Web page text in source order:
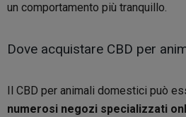
un comportamento più tranquillo.
Dove acquistare CBD per
Il CBD per animali domestici può
numerosi negozi specializzati